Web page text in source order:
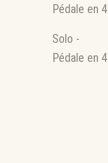
Pédale en 4
Solo -
Pédale en 4